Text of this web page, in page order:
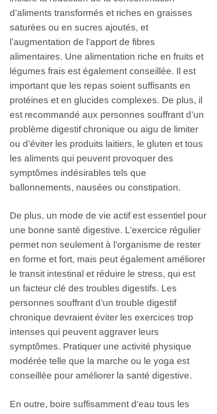
d’aliments transformés et riches en graisses
saturées ou en sucres ajoutés, et
l’augmentation de l’apport de fibres
alimentaires. Une alimentation riche en fruits et
légumes frais est également conseillée. Il est
important que les repas soient suffisants en
protéines et en glucides complexes. De plus, il
est recommandé aux personnes souffrant d’un
problème digestif chronique ou aigu de limiter
ou d’éviter les produits laitiers, le gluten et tous
les aliments qui peuvent provoquer des
symptômes indésirables tels que
ballonnements, nausées ou constipation.
De plus, un mode de vie actif est essentiel pour
une bonne santé digestive. L’exercice régulier
permet non seulement à l’organisme de rester
en forme et fort, mais peut également améliorer
le transit intestinal et réduire le stress, qui est
un facteur clé des troubles digestifs. Les
personnes souffrant d’un trouble digestif
chronique devraient éviter les exercices trop
intenses qui peuvent aggraver leurs
symptômes. Pratiquer une activité physique
modérée telle que la marche ou le yoga est
conseillée pour améliorer la santé digestive.
En outre, boire suffisamment d’eau tous les